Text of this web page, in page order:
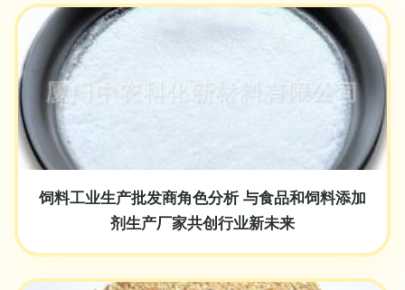
饲料工业生产批发商角色分析 与食品和饲料添加
剂生产厂家共创行业新未来